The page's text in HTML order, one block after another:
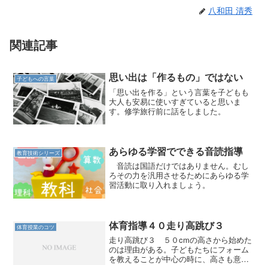
八和田 清秀
関連記事
子どもへの言葉 思い出は「作るもの」ではない
「思い出を作る」という言葉を子どもも
大人も安易に使いすぎていると思いま
す。修学旅行前に話をしました。
教育技術シリーズ あらゆる学習でできる音読指導
音読は国語だけではありません。むし
ろその力を汎用させるためにあらゆる学
習活動に取り入れましょう。
体育授業のコツ 体育指導４０走り高跳び３
走り高跳び３ ５０cmの高さから始めた
のは理由がある。子どもたちにフォーム
を教えることが中心の時に、高さも意識